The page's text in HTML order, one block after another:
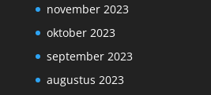
november 2023
oktober 2023
september 2023
augustus 2023